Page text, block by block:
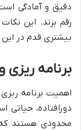
دقیق و آمادگی
رقم بزند. این
بیشتری قدم در این
برنامه ریزی
اهمیت برنامه
دورافتاده، حیاتی
محدودی هستند